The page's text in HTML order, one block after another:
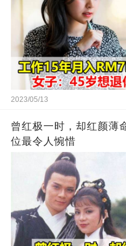
2023/05/13
曾红极一时，却红颜薄
位最令人惋惜